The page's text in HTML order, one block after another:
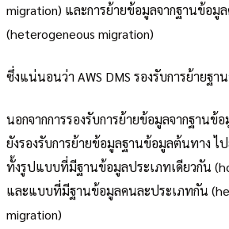
migration) และการย้ายข้อมูลจากฐานข้อมู
(heterogeneous migration)
ซึ่งแน่นอนว่า AWS DMS รองรับการย้ายฐ
นอกจากการรองรับการย้ายข้อมูลจากฐานข้
ยังรองรับการย้ายข้อมูลฐานข้อมูลต้นทาง ไ
ทั้งรูปแบบที่มีฐานข้อมูลประเภทเดียวกัน
และแบบที่มีฐานข้อมูลคนละประเภทกัน
migration)